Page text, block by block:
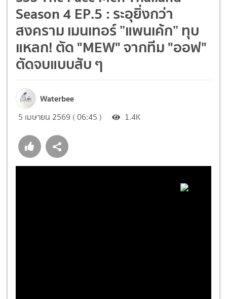
Season 4 EP.5 : ระอุยิ่งกว่า
สงคราม เมนเทอร์ ”แพนเค้ก” ทุบ
แหลก! ตัด "MEW" จากทีม "ออฟ"
ตัดจบแบบสับ ๆ
Waterbee
5 เมษายน 2569 ( 06:45 ) 1.4K